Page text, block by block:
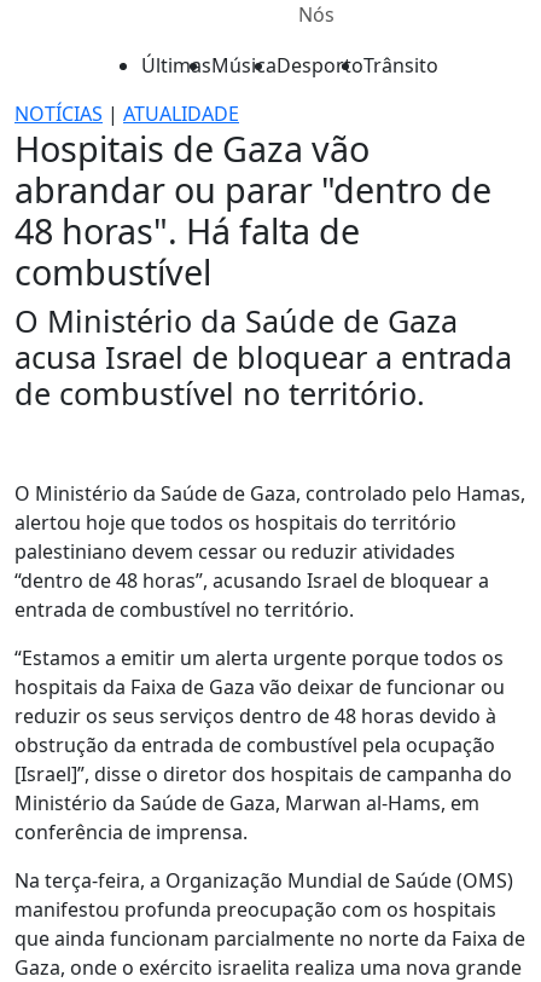
Nós
ÚltimasMúsicaDesportoTrânsito
NOTÍCIAS | ATUALIDADE
Hospitais de Gaza vão
abrandar ou parar "dentro de
48 horas". Há falta de
combustível
O Ministério da Saúde de Gaza
acusa Israel de bloquear a entrada
de combustível no território.
O Ministério da Saúde de Gaza, controlado pelo Hamas,
alertou hoje que todos os hospitais do território
palestiniano devem cessar ou reduzir atividades
“dentro de 48 horas”, acusando Israel de bloquear a
entrada de combustível no território.
“Estamos a emitir um alerta urgente porque todos os
hospitais da Faixa de Gaza vão deixar de funcionar ou
reduzir os seus serviços dentro de 48 horas devido à
obstrução da entrada de combustível pela ocupação
[Israel]”, disse o diretor dos hospitais de campanha do
Ministério da Saúde de Gaza, Marwan al-Hams, em
conferência de imprensa.
Na terça-feira, a Organização Mundial de Saúde (OMS)
manifestou profunda preocupação com os hospitais
que ainda funcionam parcialmente no norte da Faixa de
Gaza, onde o exército israelita realiza uma nova grande